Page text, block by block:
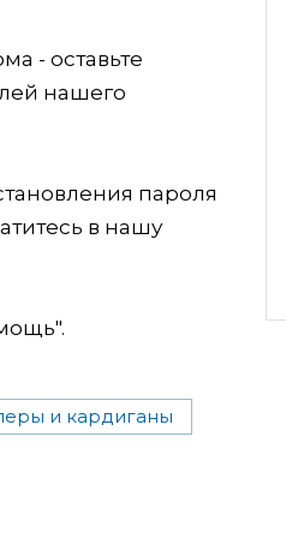
- оставьте
нашего
пароля
в нашу
и кардиганы